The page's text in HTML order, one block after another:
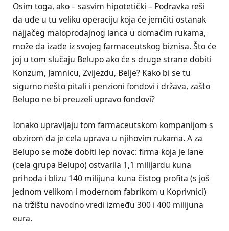
Osim toga, ako – sasvim hipotetički – Podravka reši
da uđe u tu veliku operaciju koja će jemčiti ostanak
najjačeg maloprodajnog lanca u domaćim rukama,
može da izađe iz svojeg farmaceutskog biznisa. Što će
joj u tom slučaju Belupo ako će s druge strane dobiti
Konzum, Jamnicu, Zvijezdu, Belje? Kako bi se tu
sigurno nešto pitali i penzioni fondovi i država, zašto
Belupo ne bi preuzeli upravo fondovi?
Ionako upravljaju tom farmaceutskom kompanijom s
obzirom da je cela uprava u njihovim rukama. A za
Belupo se može dobiti lep novac: firma koja je lane
(cela grupa Belupo) ostvarila 1,1 milijardu kuna
prihoda i blizu 140 milijuna kuna čistog profita (s još
jednom velikom i modernom fabrikom u Koprivnici)
na tržištu navodno vredi između 300 i 400 milijuna
eura.